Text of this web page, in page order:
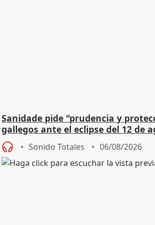
Sanidade pide "prudencia y
gallegos ante el eclipse del 12 de
Sonido Totales 06/08/2026